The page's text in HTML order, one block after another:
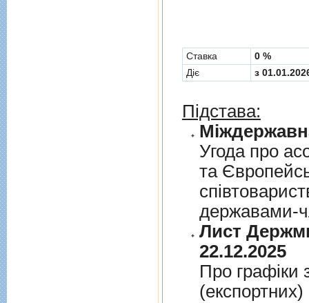
Cтавка
0 %
Діє
з
Підстава:
Угода про
та
державами-
Лист
22.12.2025
Про графiки